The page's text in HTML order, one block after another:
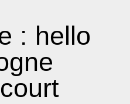
: hello